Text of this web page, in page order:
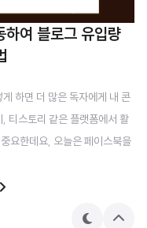
하여 블로그 유입량
하면 더 많은 독자에게 내 콘
티스토리 같은 플랫폼에서 활
요한데요, 오늘은 페이스북을
1. SEO 최적화 SEO에서 백